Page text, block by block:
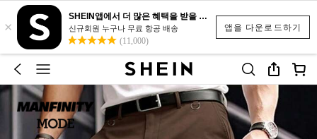
앱을 다운로드하기
×
SHEIN앱에서 더 많은 혜택을 받을 수 있어요.
신규회원 누구나 무료 항공 배송
(11,000)